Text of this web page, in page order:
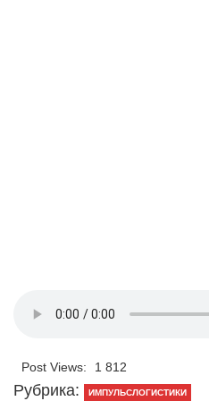
Post Views: 1 812
Рубрика: ИМПУЛЬСЛОГИСТИКИ